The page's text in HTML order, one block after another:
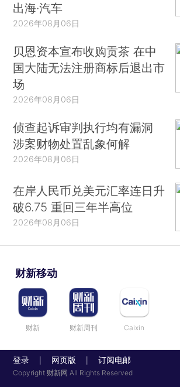
出海·汽车
2026年08月06日
贝恩资本宣布收购贡茶 在中
国大陆无法注册商标后退出市
场
2026年08月06日
侦查起诉审判执行均有漏洞
涉案财物处置乱象何解
2026年08月06日
在岸人民币兑美元汇率连日升
破6.75 重回三年半高位
2026年08月06日
财新移动
财新 财新周刊 Caixin
登录 网页版 订阅电邮
Copyright 财新网 All Rights Reserved